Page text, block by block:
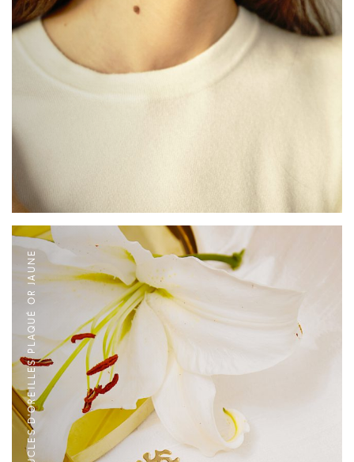
BOUCLES D'OREILLES PLAQUÉ OR JAUNE